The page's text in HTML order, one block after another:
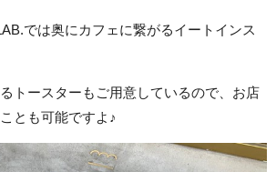
では奥にカフェに繋がるイートインス
トースターもご用意しているので、お店
とも可能ですよ♪